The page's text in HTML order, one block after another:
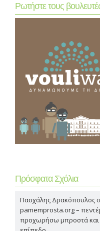
Ρωτήστε τους
Πρόσφατα Σχόλια
Πασχάλης Δρακόπουλος
pamemprosta.org –
προχωρήσω μπροστά και